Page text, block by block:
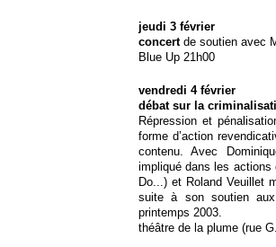
jeudi 3 février
concertde soutien avec
Blue Up 21h00
vendredi 4 février
débat sur la
Répression et
forme d’action
contenu. Avec
impliqué dans les actions
Do...) et Roland Veuillet
suite à son soutien
printemps 2003.
théâtre de la plume (rue